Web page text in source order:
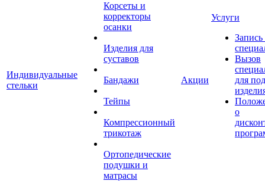
Индивидуальные
стельки
Корсеты и
корректоры
осанки
Изделия для
суставов
Бандажи
Тейпы
Компрессионный
трикотаж
Ортопедические
подушки и
матрасы
Акции
Услуги
Запись
Вызов
для
о